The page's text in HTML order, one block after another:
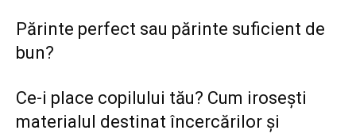
Părinte perfect sau părinte suficient de
bun?
Ce-i place copilului tău? Cum irosești
materialul destinat încercărilor și